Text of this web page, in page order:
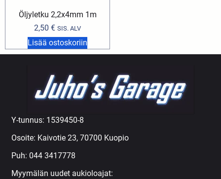
Öljyletku 2,2x4mm 1m
2,50 € SIS. ALV
Lisää ostoskoriin
Y-tunnus: 1539450-8
Osoite: Kaivotie 23, 70700 Kuopio
Puh: 044 3417778
Myymälän uudet aukioloajat: